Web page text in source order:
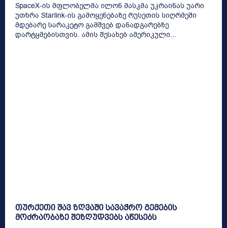
SpaceX-ის მფლობელმა ილონ მასკმა უკრაინას უარი
უთხრა Starlink-ის გამოყენებაზე რუსეთის სიღრმეში
მდებარე სარაკეტო გამშვებ დანადგარებზე
დარტყმებისთვის. ამის შესახებ ამერიკული...
თურქეთი შავ ზღვაში სავაჭრო გემების
მოძრაობაზე შეზღუდვებს აწესებს